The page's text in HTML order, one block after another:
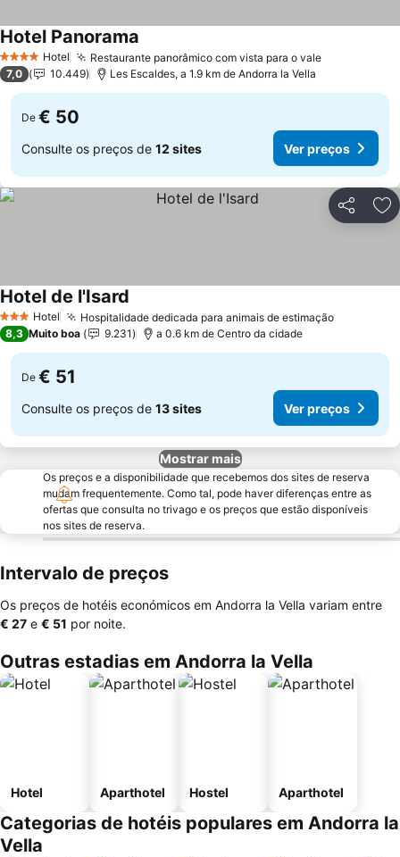
4 EstrelasHotel Restaurante panorâmico com vista para o valeVer preços
Hotel Panorama
7,0 10.449 Les Escaldes, a 1.9 km de Andorra la Vella
De € 50
Consulte os preços de 12 sites Ver preços
Partilhar
3 EstrelasHotel Hospitalidade dedicada para animais de estimaçãoVer
Hotel de l'Isard
8,3 Muito boa 9.231 a 0.6 km de Centro da cidade
De € 51
Consulte os preços de 13 sites Ver preços
Mostrar mais
Os preços e a disponibilidade que recebemos dos sites de reserva
mudam frequentemente. Como tal, pode haver diferenças entre as
ofertas que consulta no trivago e os preços que estão disponíveis
nos sites de reserva.
Intervalo de preços
Os preços de hotéis económicos em Andorra la Vella variam entre
‎€ 27 e ‎€ 51 por noite.
Outras estadias em Andorra la Vella
Hotel Aparthotel Hostel Aparthotel
Categorias de hotéis populares em Andorra la
Vella